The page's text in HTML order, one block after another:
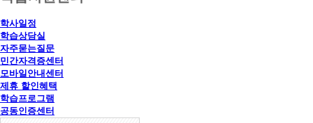
학사일정
학습상담실
자주묻는질문
민간자격증센터
모바일안내센터
제휴 할인혜택
학습프로그램
공동인증센터